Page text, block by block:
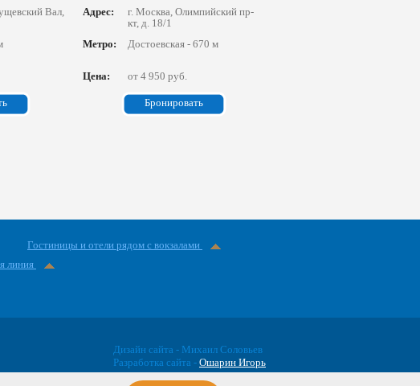
Вал,
Адрес:
г. Москва, Олимпийский пр-
кт, д. 18/1
Метро:
Достоевская - 670 м
Цена: от 4 950 руб.
Бронировать
Гостиницы и отели рядом с вокзалами
линия
Дизайн сайта - Михаил Соловьев
Разработка сайта - Ошарин Игорь